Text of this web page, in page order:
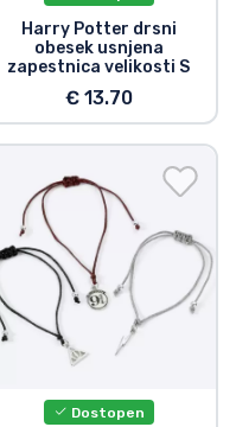
Harry Potter drsni
obesek usnjena
zapestnica velikosti S
€ 13.70
Dostopen